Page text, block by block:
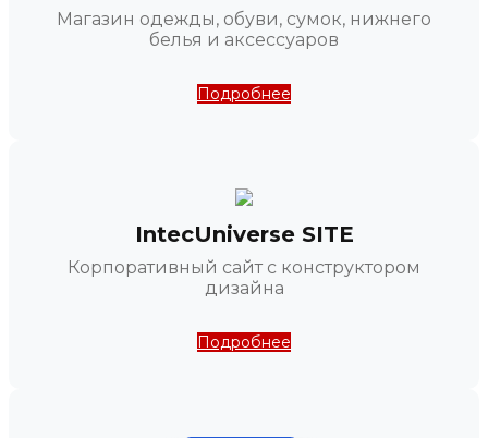
Магазин одежды, обуви, сумок, нижнего
белья и аксессуаров
Подробнее
IntecUniverse SITE
Корпоративный сайт с конструктором
дизайна
Подробнее